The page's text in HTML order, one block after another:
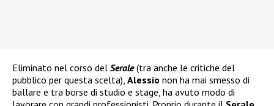
Eliminato nel corso del Serale(tra anche le critiche del
pubblico per questa scelta), Alessio non ha mai smesso di
ballare e tra borse di studio e stage, ha avuto modo di